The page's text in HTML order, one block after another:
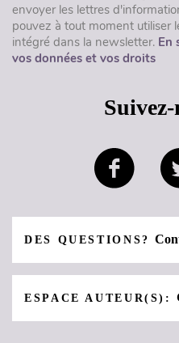
envoyer les lettres
pouvez à tout moment utiliser
intégré dans la newsletter. En
vos données et vos droits
DES QUESTIONS?
ESPACE AUTEUR(S):